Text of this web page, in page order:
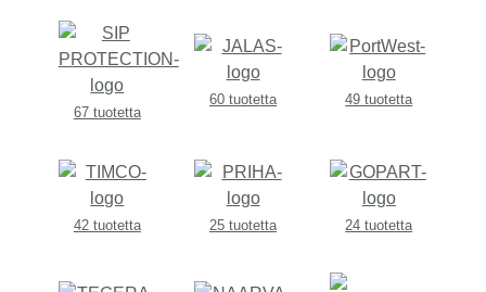
67 tuotetta
60 tuotetta 49 tuotetta
42 tuotetta 25 tuotetta 24 tuotetta